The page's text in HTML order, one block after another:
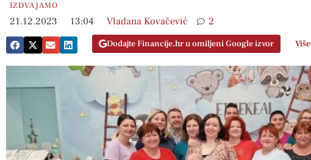
IZDVAJAMO
21.12.2023 13:04 Vladana Kovačević 2
Dodajte Financije.hr u omiljeni Google izvor Više